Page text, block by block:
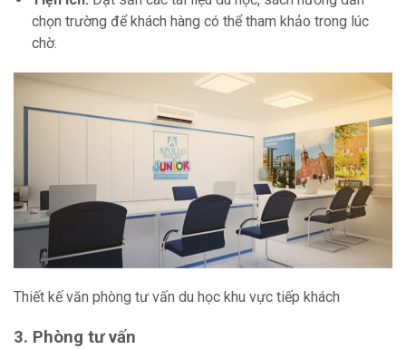
chọn trường để khách hàng có thể tham khảo trong lúc
chờ.
Thiết kế văn phòng tư vấn du học khu vực tiếp khách
3. Phòng tư vấn